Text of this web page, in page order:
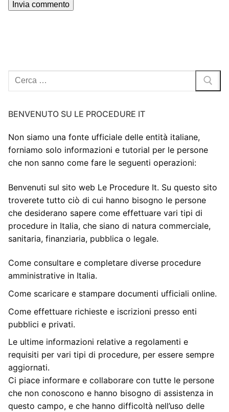
Cerca:
BENVENUTO SU LE PROCEDURE IT
Non siamo una fonte ufficiale delle entità italiane,
forniamo solo informazioni e tutorial per le persone
che non sanno come fare le seguenti operazioni:
Benvenuti sul sito web Le Procedure It. Su questo sito
troverete tutto ciò di cui hanno bisogno le persone
che desiderano sapere come effettuare vari tipi di
procedure in Italia, che siano di natura commerciale,
sanitaria, finanziaria, pubblica o legale.
Come consultare e completare diverse procedure
amministrative in Italia.
Come scaricare e stampare documenti ufficiali online.
Come effettuare richieste e iscrizioni presso enti
pubblici e privati.
Le ultime informazioni relative a regolamenti e
requisiti per vari tipi di procedure, per essere sempre
aggiornati.
Ci piace informare e collaborare con tutte le persone
che non conoscono e hanno bisogno di assistenza in
questo campo, e che hanno difficoltà nell’uso delle